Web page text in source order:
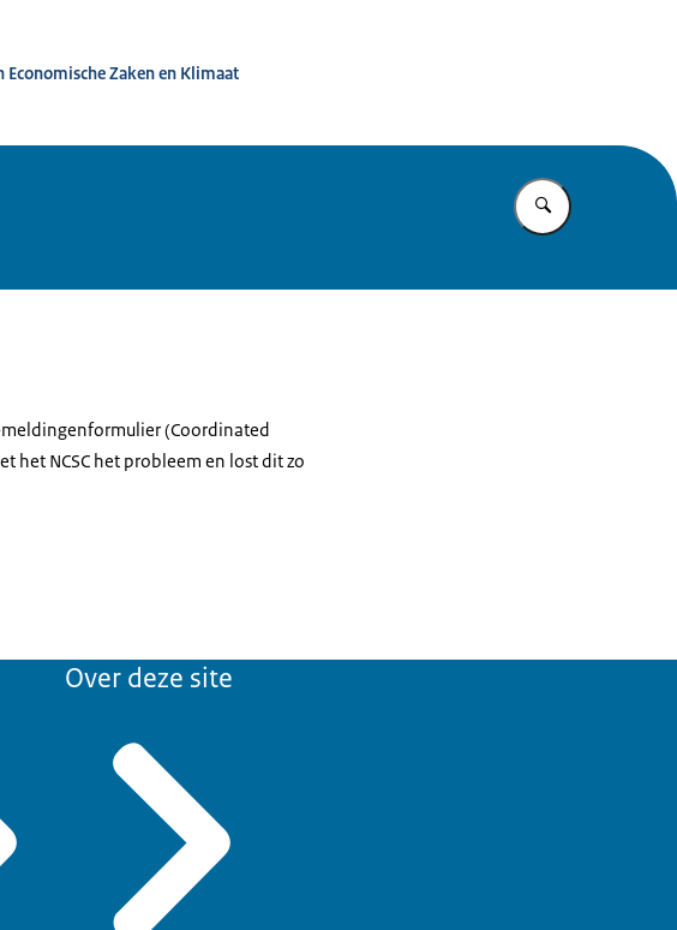
Economische Zaken en Klimaat
Vul in wat u
meldingenformulier (Coordinated
het NCSC het probleem en lost dit zo
Over deze site